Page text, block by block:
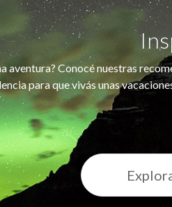
aventura? Conocé nuestras
para que vivás unas